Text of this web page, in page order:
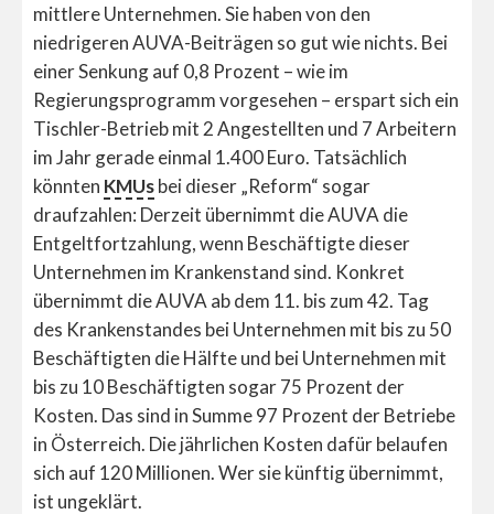
mittlere Unternehmen. Sie haben von den
niedrigeren AUVA-Beiträgen so gut wie nichts. Bei
einer Senkung auf 0,8 Prozent – wie im
Regierungsprogramm vorgesehen – erspart sich ein
Tischler-Betrieb mit 2 Angestellten und 7 Arbeitern
im Jahr gerade einmal 1.400 Euro. Tatsächlich
könnten KMUsbei dieser „Reform“ sogar
draufzahlen: Derzeit übernimmt die AUVA die
Entgeltfortzahlung, wenn Beschäftigte dieser
Unternehmen im Krankenstand sind. Konkret
übernimmt die AUVA ab dem 11. bis zum 42. Tag
des Krankenstandes bei Unternehmen mit bis zu 50
Beschäftigten die Hälfte und bei Unternehmen mit
bis zu 10 Beschäftigten sogar 75 Prozent der
Kosten. Das sind in Summe 97 Prozent der Betriebe
in Österreich. Die jährlichen Kosten dafür belaufen
sich auf 120 Millionen. Wer sie künftig übernimmt,
ist ungeklärt.